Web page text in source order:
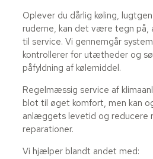
Oplever du dårlig køling,
ruderne, kan det være tegn
til service. Vi gennemgår
kontrollerer for utætheder og
påfyldning af kølemiddel.
Regelmæssig service af
blot til øget komfort, men kan
anlæggets levetid og reducere
reparationer.
Vi hjælper blandt andet med: